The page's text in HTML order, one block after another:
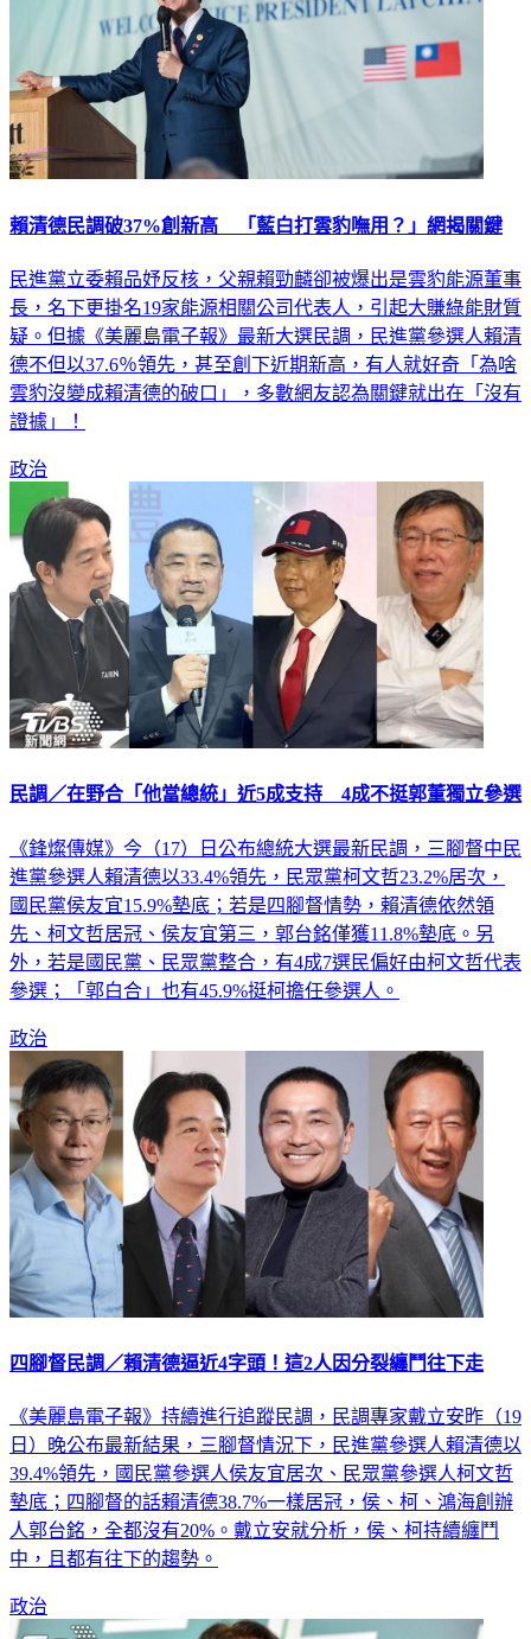
賴清德民調破37%創新高 「藍白打雲豹嘸用？」網揭關鍵
民進黨立委賴品妤反核，父親賴勁麟卻被爆出是雲豹能源董事
長，名下更掛名19家能源相關公司代表人，引起大賺綠能財質
疑。但據《美麗島電子報》最新大選民調，民進黨參選人賴清
德不但以37.6％領先，甚至創下近期新高，有人就好奇「為啥
雲豹沒變成賴清德的破口」，多數網友認為關鍵就出在「沒有
證據」！
政治
民調／在野合「他當總統」近5成支持 4成不挺郭董獨立參選
《鋒燦傳媒》今（17）日公布總統大選最新民調，三腳督中民
進黨參選人賴清德以33.4%領先，民眾黨柯文哲23.2%居次，
國民黨侯友宜15.9%墊底；若是四腳督情勢，賴清德依然領
先、柯文哲居冠、侯友宜第三，郭台銘僅獲11.8%墊底。另
外，若是國民黨、民眾黨整合，有4成7選民偏好由柯文哲代表
參選；「郭白合」也有45.9%挺柯擔任參選人。
政治
四腳督民調／賴清德逼近4字頭！這2人因分裂纏鬥往下走
《美麗島電子報》持續進行追蹤民調，民調專家戴立安昨（19
日）晚公布最新結果，三腳督情況下，民進黨參選人賴清德以
39.4%領先，國民黨參選人侯友宜居次、民眾黨參選人柯文哲
墊底；四腳督的話賴清德38.7%一樣居冠，侯、柯、鴻海創辦
人郭台銘，全都沒有20%。戴立安就分析，侯、柯持續纏鬥
中，且都有往下的趨勢。
政治